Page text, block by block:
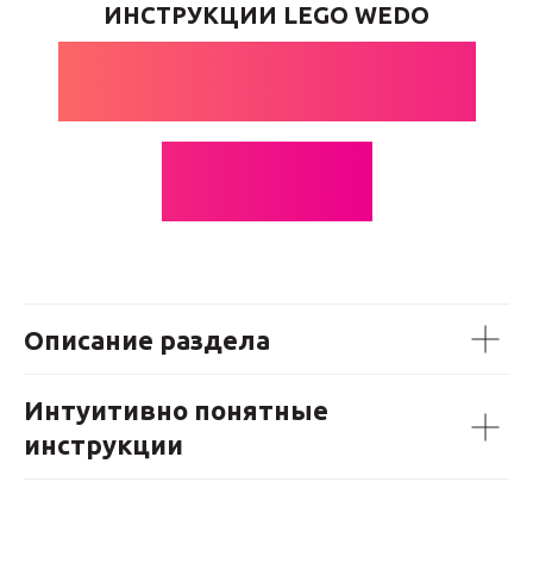
ИНСТРУКЦИИ LEGO WEDO
Описание раздела
Интуитивно понятные
инструкции